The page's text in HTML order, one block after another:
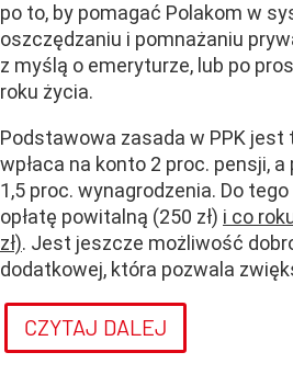
po to, by pomagać Polakom w
oszczędzaniu i pomnażaniu
z myślą o emeryturze, lub po
roku życia.
Podstawowa zasada w PPK jest
wpłaca na konto 2 proc. pensji,
1,5 proc. wynagrodzenia. Do
opłatę powitalną (250 zł) i co
zł). Jest jeszcze możliwość
dodatkowej, która pozwala
CZYTAJ DALEJ